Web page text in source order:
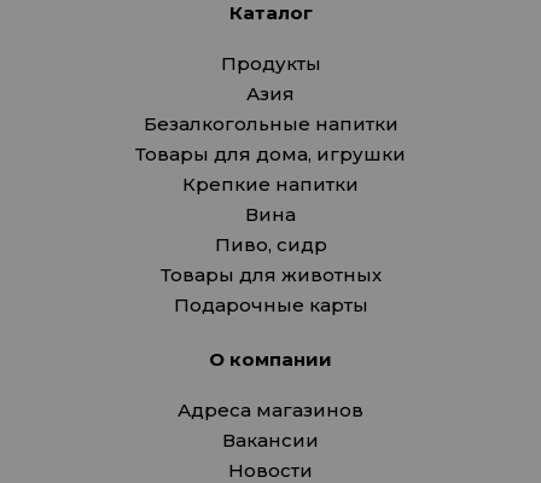
Каталог
Продукты
Азия
Безалкогольные напитки
Товары для дома, игрушки
Крепкие напитки
Вина
Пиво, сидр
Товары для животных
Подарочные карты
О компании
Адреса магазинов
Вакансии
Новости